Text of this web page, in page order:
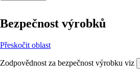
Bezpečnost výrobků
Přeskočit oblast
Zodpovědnost za bezpečnost výrobku viz